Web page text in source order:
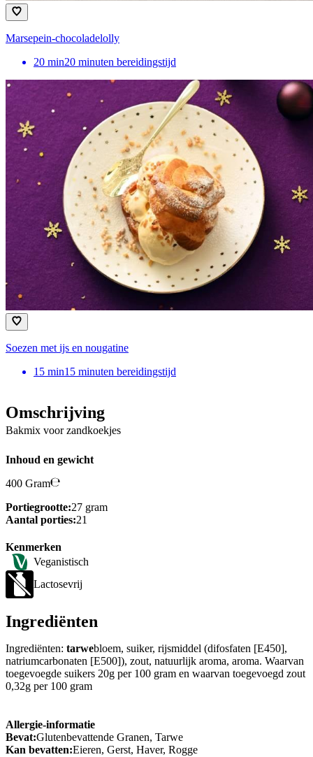
Marsepein-chocoladelolly
20 min20 minuten bereidingstijd
Soezen met ijs en nougatine
15 min15 minuten bereidingstijd
Omschrijving
Bakmix voor zandkoekjes
Inhoud en gewicht
400 Gram
Portiegrootte:27 gram
Aantal porties:21
Kenmerken
Veganistisch
Lactosevrij
Ingrediënten
Ingrediënten: tarwebloem, suiker, rijsmiddel (difosfaten [E450],
natriumcarbonaten [E500]), zout, natuurlijk aroma, aroma. Waarvan
toegevoegde suikers 20g per 100 gram en waarvan toegevoegd zout
0,32g per 100 gram
Allergie-informatie
Bevat:Glutenbevattende Granen, Tarwe
Kan bevatten:Eieren, Gerst, Haver, Rogge